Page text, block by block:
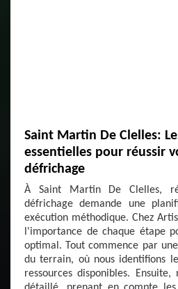
Saint Martin De Clelles:
essentielles pour réussir
défrichage
À Saint Martin De Clelles,
défrichage demande une
exécution méthodique. Chez
l'importance de chaque étape
optimal. Tout commence par
du terrain, où nous identifions
ressources disponibles.